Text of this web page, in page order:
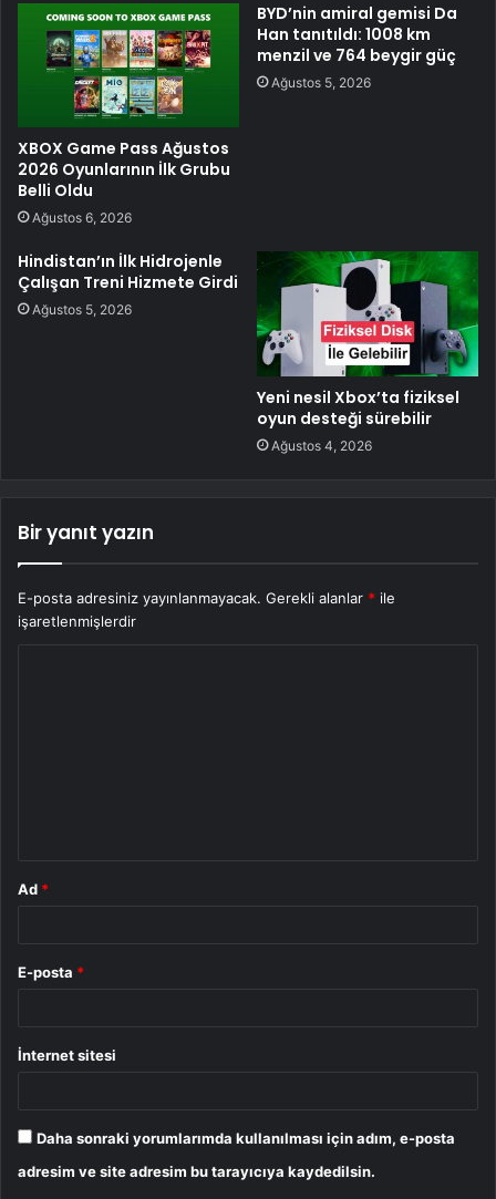
XBOX Game Pass Ağustos
2026 Oyunlarının İlk Grubu
Belli Oldu
Ağustos 6, 2026
BYD’nin amiral gemisi Da
Han tanıtıldı: 1008 km
menzil ve 764 beygir güç
Ağustos 5, 2026
Hindistan’ın İlk Hidrojenle
Çalışan Treni Hizmete Girdi
Ağustos 5, 2026
Yeni nesil Xbox’ta fiziksel
oyun desteği sürebilir
Ağustos 4, 2026
Bir yanıt yazın
E-posta adresiniz yayınlanmayacak. Gerekli alanlar * ile
işaretlenmişlerdir
Ad *
E-posta *
İnternet sitesi
Daha sonraki yorumlarımda kullanılması için adım, e-posta
adresim ve site adresim bu tarayıcıya kaydedilsin.